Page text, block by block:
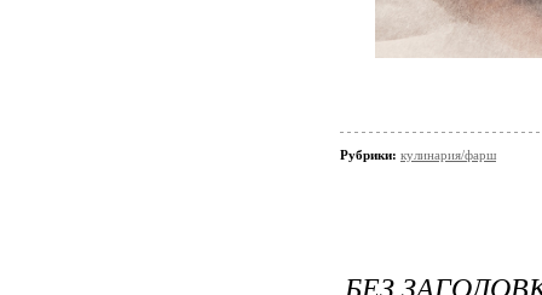
Рубрики: кулинария/фарш
БЕЗ